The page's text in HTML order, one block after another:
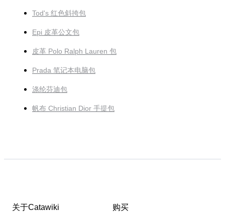
Tod's 红色斜挎包
Epi 皮革公文包
皮革 Polo Ralph Lauren 包
Prada 笔记本电脑包
涤纶芬迪包
帆布 Christian Dior 手提包
关于Catawiki 购买